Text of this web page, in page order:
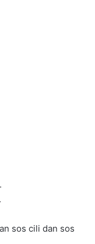
sos cili dan sos